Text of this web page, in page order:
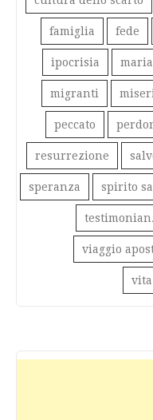
famiglia fede
ipocrisia maria
migranti
peccato
resurrezione
speranza spirito
viaggio